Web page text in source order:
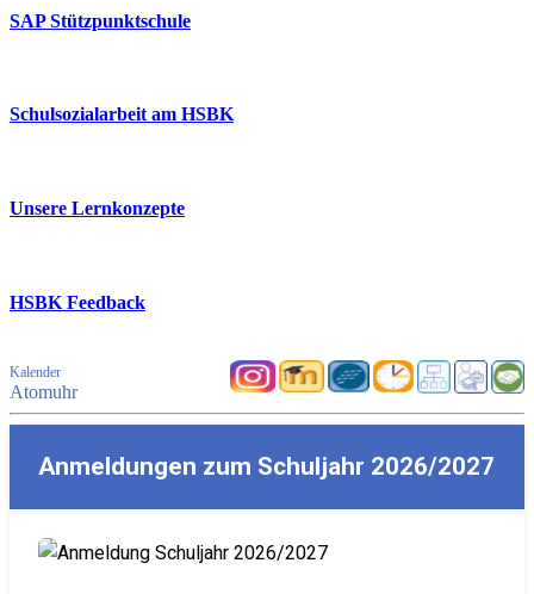
SAP Stützpunktschule
Schulsozialarbeit am HSBK
Unsere Lernkonzepte
HSBK Feedback
Kalender
Atomuhr
Anmeldungen zum Schuljahr 2026/2027